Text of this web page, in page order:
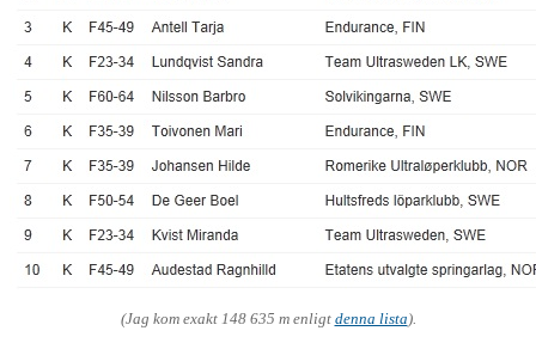
(Jag kom exakt 148 635 m enligt denna lista).